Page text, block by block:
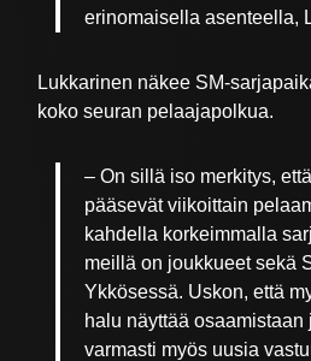
erinomaisella asenteella,
Lukkarinen näkee SM-
koko seuran pelaajapolkua.
– On sillä iso merkitys,
pääsevät viikoittain
kahdella korkeimmalla
meillä on joukkueet sekä
Ykkösessä. Uskon, että
halu näyttää
varmasti myös uusia